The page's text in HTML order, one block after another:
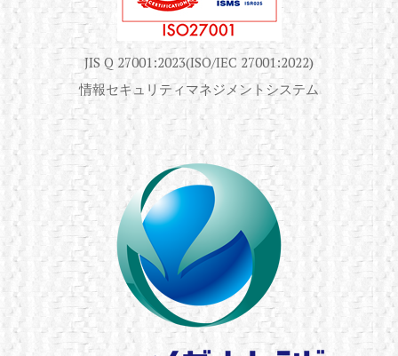
JIS Q 27001:2023(ISO/IEC 27001:2022)
情報セキュリティマネジメントシステム